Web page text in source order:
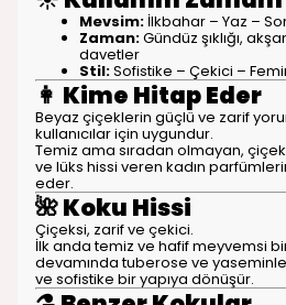
Mevsim: İlkbahar – Yaz –
Zaman:Gündüz şıklığı,
davetler
Stil:Sofistike – Çekici –
👩 Kime Hitap Eder
Beyaz çiçeklerin güçlü ve zarif
kullanıcılar için uygundur.
Temiz ama sıradan olmayan,
ve lüks hissi veren kadın
eder.
🌺Koku Hissi
Çiçeksi, zarif ve çekici.
İlk anda temiz ve hafif meyvemsi
devamında tuberose ve
ve sofistike bir yapıya dönüşür.